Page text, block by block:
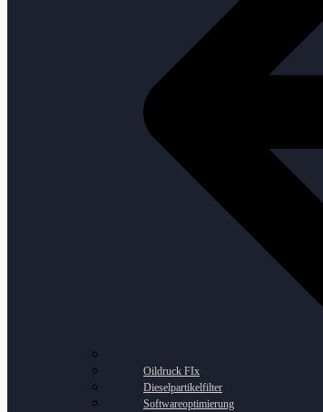
Oildruck FIx
Dieselpartikelfilter
Softwareoptimierung